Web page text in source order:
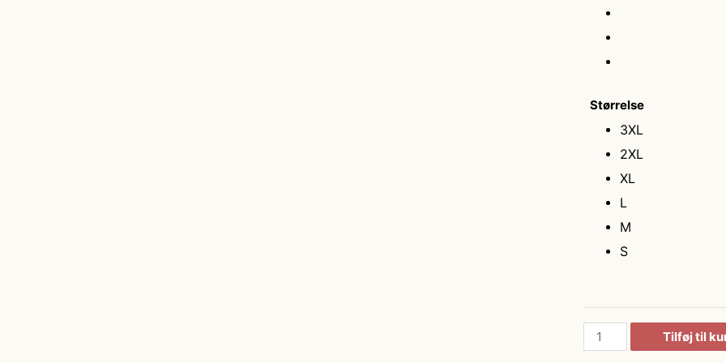
Størrelse
3XL
2XL
XL
L
M
S
GEYSER
stretch
Tilføj til